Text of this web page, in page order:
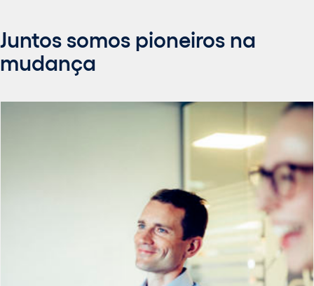
Juntos somos pioneiros na
mudança